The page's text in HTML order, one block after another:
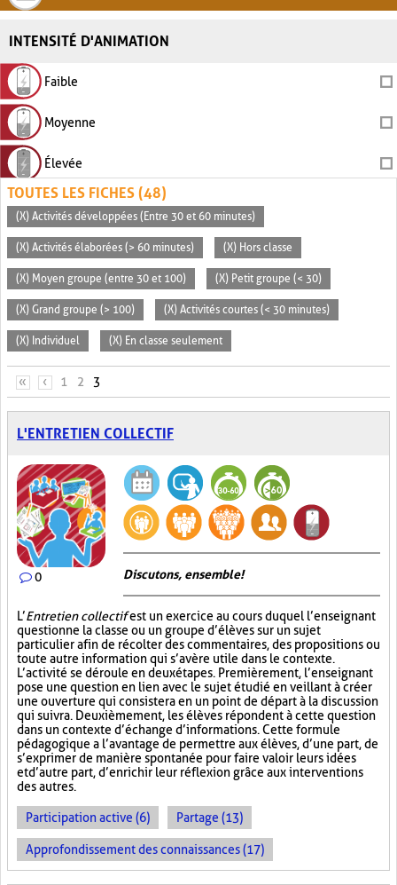
INTENSITÉ D'ANIMATION
Faible
Moyenne
Élevée
TOUTES LES FICHES (48)
(X) Activités développées (Entre 30 et 60 minutes)
(X) Activités élaborées (> 60 minutes) (X) Hors classe
(X) Moyen groupe (entre 30 et 100) (X) Petit groupe (< 30)
(X) Grand groupe (> 100) (X) Activités courtes (< 30 minutes)
(X) Individuel (X) En classe seulement
PAGES
« ‹ 1 2 3
L'ENTRETIEN COLLECTIF
0 Discutons, ensemble!
L’Entretien collectifest un exercice au cours duquel l’enseignant
questionne la classe ou un groupe d’élèves sur un sujet
particulier afin de récolter des commentaires, des propositions ou
toute autre information qui s’avère utile dans le contexte.
L’activité se déroule en deux étapes. Premièrement, l’enseignant
pose une question en lien avec le sujet étudié en veillant à créer
une ouverture qui consistera en un point de départ à la discussion
qui suivra. Deuxièmement, les élèves répondent à cette question
dans un contexte d’échange d’informations. Cette formule
pédagogique a l’avantage de permettre aux élèves, d’une part, de
s’exprimer de manière spontanée pour faire valoir leurs idées
et d’autre part, d’enrichir leur réflexion grâce aux interventions
des autres.
Participation active (6) Partage (13)
Approfondissement des connaissances (17)